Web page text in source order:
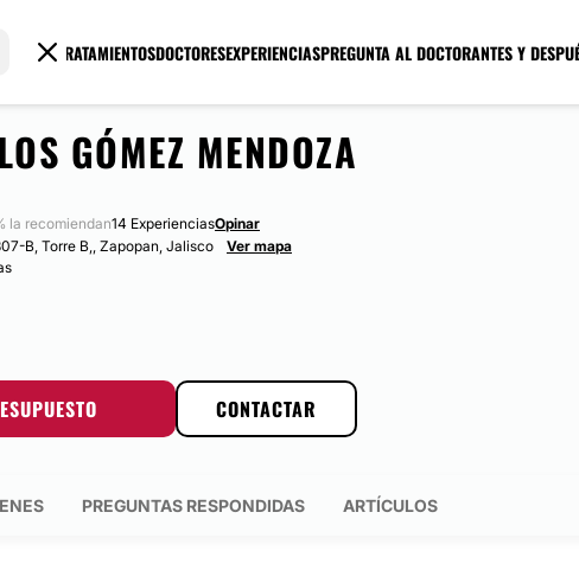
TRATAMIENTOSDOCTORESEXPERIENCIASPREGUNTA AL DOCTORANTES Y
GÓMEZ MENDOZA
la recomiendan14 ExperienciasOpinar
B, Torre B,, Zapopan, Jalisco
Ver mapa
CONTACTAR
PREGUNTAS RESPONDIDAS ARTÍCULOS